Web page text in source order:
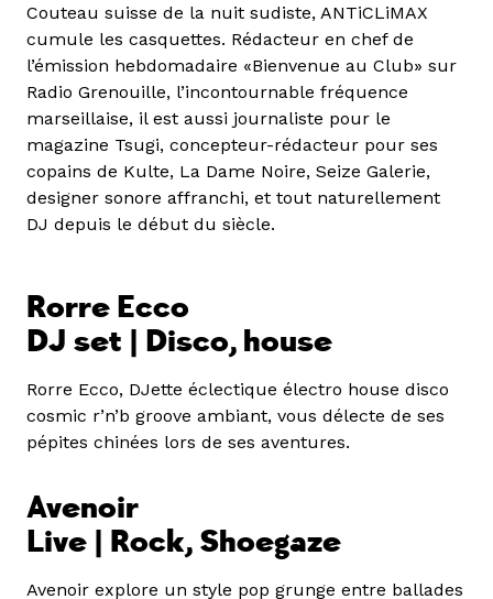
Couteau suisse de la nuit sudiste, ANTiCLiMAX
cumule les casquettes. Rédacteur en chef de
l’émission hebdomadaire «Bienvenue au Club» sur
Radio Grenouille, l’incontournable fréquence
marseillaise, il est aussi journaliste pour le
magazine Tsugi, concepteur-rédacteur pour ses
copains de Kulte, La Dame Noire, Seize Galerie,
designer sonore affranchi, et tout naturellement
DJ depuis le début du siècle.
Rorre Ecco
DJ set | Disco, house
Rorre Ecco, DJette éclectique électro house disco
cosmic r’n’b groove ambiant, vous délecte de ses
pépites chinées lors de ses aventures.
Avenoir
Live | Rock, Shoegaze
Avenoir explore un style pop grunge entre ballades